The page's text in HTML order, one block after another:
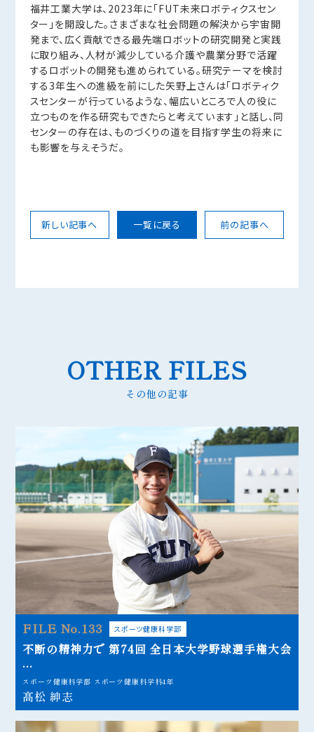
福井工業大学は、2023年に「FUT未来ロボティクスセン
ター」を開設した。さまざまな社会問題の解決から宇宙開
発まで、広く貢献できる最先端ロボットの研究開発と実践
に取り組み、人材が減少している介護や農業分野で活躍
するロボットの開発も進められている。研究テーマを検討
する3年生への進級を前にした矢野上さんは「ロボティク
スセンターが行っているような、幅広いところで人の役に
立つものを作る研究もできたらと考えています」と話し、同
センターの存在は、ものづくりの道を目指す学生の将来に
も影響を与えそうだ。
新しい記事へ 一覧に戻る 前の記事へ
OTHER FILES
その他の記事
FILE No.133 スポーツ健康科学部
不断の精神力で 第74回 全日本大学野球選手権大会
...
スポーツ健康科学部 スポーツ健康科学科4年
髙松 紳志